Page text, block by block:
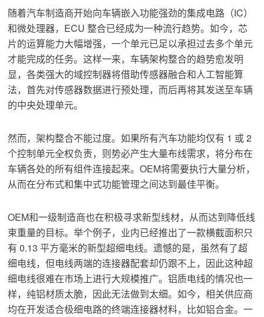
随着汽车制造商开始向车辆嵌入功能强劲的集成电路（IC）
和微处理器，ECU 整合已经成为一种流行趋势。如今，芯
片的运算能力大幅增强，一个单元已足以承担过去多个单元
才能完成的任务。这样一来，车辆架构整合的趋势愈发明
显，各类强大的域控制器将借助传感器融合和人工智能算
法，首先对传感器数据进行预处理，而后再将其发送至车辆
的中央处理单元。
然而，架构整合不能过度。如果所有汽车功能均仅有 1 或 2
个控制单元全权负责，则势必产生大量布线需求，将分布在
车辆各处的所有组件连接起来。OEM将需要执行大量分析，
从而在分布式和集中式功能管理之间达到最佳平衡。
OEM和一级制造商也在积极寻求新型线材，从而达到降低线
束重量的目标。举个例子，业内已经推出了一款横截面积只
有 0.13 平方毫米的新型超细电线。遗憾的是，虽然有了超
细电线，但电线两端的连接器配套却仍跟不上，因此这种超
细电线很难在市场上进行大规模推广。铝质电线的情况也一
样，纯铝材质太脆，因此无法做到太细。如今，相关供应商
均在开发适合极细电路的终端连接器材料，比如铝合金。一